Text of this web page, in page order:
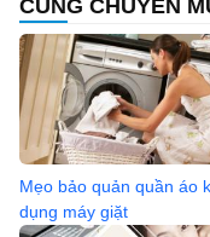
CÙNG CHUYÊN
Mẹo bảo quản quần áo
dụng máy giặt